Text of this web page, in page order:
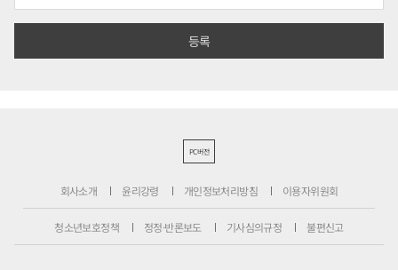
PC버전
회사소개 윤리강령 개인정보처리방침 이용자위원회
청소년보호정책 정정·반론보도 기사심의규정 불편신고